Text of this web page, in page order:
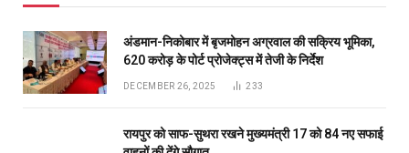
अंडमान-निकोबार में बृजमोहन अग्रवाल की सक्रिय भूमिका,
620 करोड़ के पोर्ट प्रोजेक्ट्स में तेजी के निर्देश
DECEMBER 26, 2025 233
रायपुर को साफ-सुथरा रखने मुख्यमंत्री 17 को 84 नए सफाई